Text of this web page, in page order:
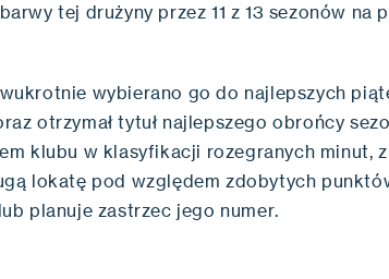
tej drużyny przez 11 z 13 sezonów na
wybierano go do najlepszych
otrzymał tytuł najlepszego obrońcy
klubu w klasyfikacji rozegranych minut,
lokatę pod względem zdobytych
planuje zastrzec jego numer.